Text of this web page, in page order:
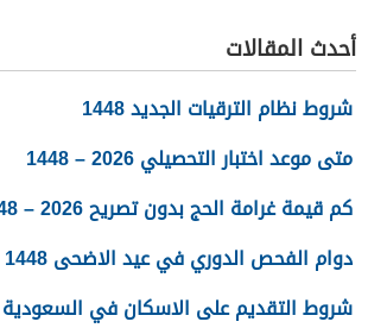
أحدث المقالات
شروط نظام الترقيات الجديد 1448
متى موعد اختبار التحصيلي 2026 – 1448
كم قيمة غرامة الحج بدون تصريح 2026 – 1448
دوام الفحص الدوري في عيد الاضحى 1448
شروط التقديم على الاسكان في السعودية 1448